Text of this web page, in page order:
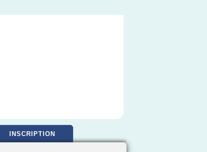
INSCRIPTION